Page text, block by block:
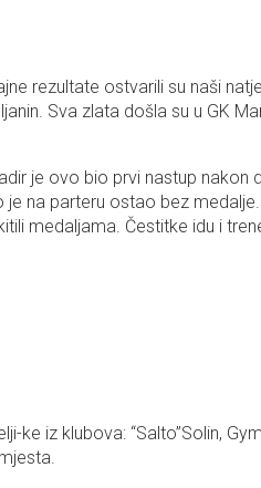
rezultate ostvarili su naši
Sva zlata došla su u GK
je ovo bio prvi nastup nakon
na parteru ostao bez
medaljama. Čestitke idu i
iz klubova: “Salto”Solin,